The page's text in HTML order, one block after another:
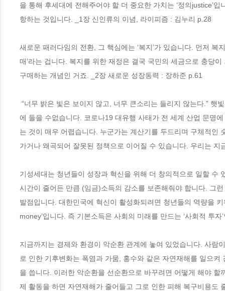
을 통해 후세대에 전해주어야 할 더 중요한 가치는 ‘정의justice’
항하는 것입니다. _1장 신인류의 이념, 라이피즘 : 김누리 p.28
새로운 패러다임의 전환, 그 핵심에는 ‘복지’가 있습니다. 먼저
매’라는 겁니다. 복지를 위한 재정은 결국 국민의 세금으로 충당
구매하는 개념인 거죠. _2장 새로운 성장동력 : 장하준 p.61
에 들을 수없습니다. 코로나19 대유행 사태가 전 세계 산업 문명
는 것이 매우 어렵습니다. 누군가는 계산기를 두드리며 구체적인
가거나 왜곡되어 잘못된 정책으로 이어질 수 있습니다. 우리는
기성세대는 청년들이 성장과 혁신을 위해 더 창의적으로 일할 수
시간이 줄어든 만큼 (임금)소득의 감소를 보존해줘야 합니다. 그
발점입니다. 대한민국에 혁신이 활성화되려면 청년들의 역량을
money’입니다. 즉 기본소득은 사회의 미래를 만드는 ‘사회적 투
지금까지는 경제와 환경이 악순환 관계에 놓여 있었습니다. 사람
로 인한 기후변화는 폭염과 가뭄, 홍수와 같은 자연재해를 일으
을 씁니다. 이러한 악순환을 선순환으로 바꾸려면 어떻게 해야
제 활동을 하면 자연재해가 줄어들고 그로 인한 피해 복구비용도